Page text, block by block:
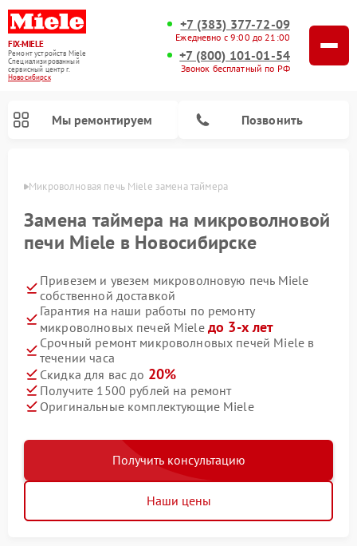
FIX-MIELE
Ремонт устройств Miele
Специализированный
cервисный центр г.
Новосибирск
+7 (383) 377-72-09
Ежедневно с 9:00 до 21:00
+7 (800) 101-01-54
Звонок бесплатный по РФ
Мы ремонтируем Позвонить
Микроволновая печь Miele замена таймера
Замена таймера на микроволновой
печи Miele в Новосибирске
Привезем и увезем микроволновую печь Miele
собственной доставкой
Гарантия на наши работы по ремонту
микроволновых печей Miele до 3-х лет
Срочный ремонт микроволновых печей Miele в
течении часа
Скидка для вас до 20%
Получите 1500 рублей на ремонт
Оригинальные комплектующие Miele
Получить консультацию
Наши цены